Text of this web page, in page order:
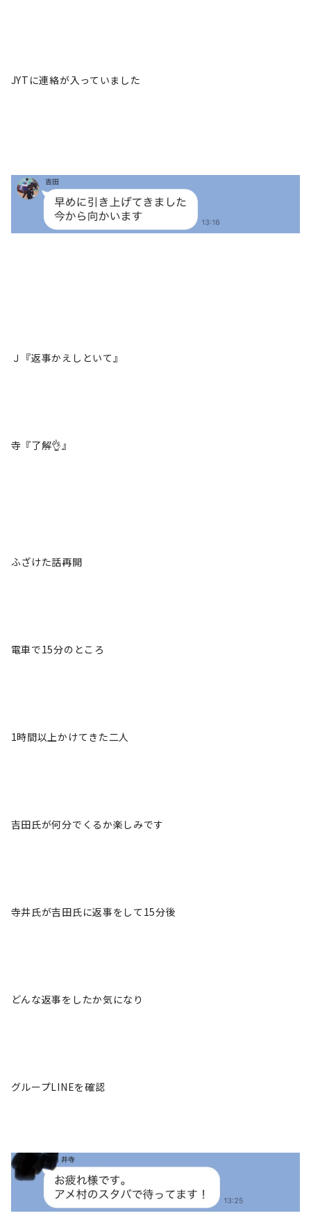
JYTに連絡が入っていました
Ｊ『返事かえしといて』
寺『了解👌』
ふざけた話再開
電車で15分のところ
1時間以上かけてきた二人
吉田氏が何分でくるか楽しみです
寺井氏が吉田氏に返事をして15分後
どんな返事をしたか気になり
グループLINEを確認